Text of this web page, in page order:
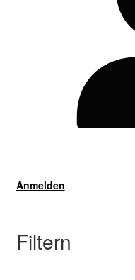
Anmelden
Filtern